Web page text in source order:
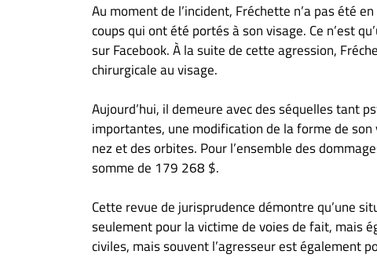
Au moment de l’incident, Fréchette n’a pas été
coups qui ont été portés à son visage. Ce n’est
sur Facebook. À la suite de cette agression,
chirurgicale au visage.
Aujourd’hui, il demeure avec des séquelles tant
importantes, une modification de la forme de
nez et des orbites. Pour l’ensemble des
somme de 179 268 $.
Cette revue de jurisprudence démontre qu’une
seulement pour la victime de voies de fait, mais
civiles, mais souvent l’agresseur est également